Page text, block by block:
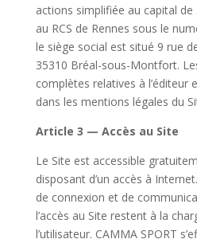
actions simplifiée au capital
au RCS de Rennes sous le
le siège social est situé 9 rue
35310 Bréal-sous-Montfort.
complètes relatives à l’éditeur
dans les mentions légales du
Article 3 — Accès au Site
Le Site est accessible
disposant d’un accès à
de connexion et de
l’accès au Site restent à la
l’utilisateur. CAMMA SPORT